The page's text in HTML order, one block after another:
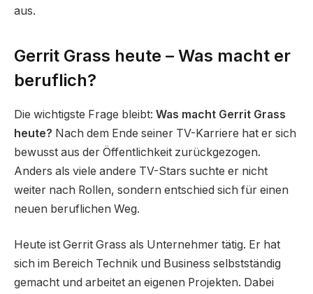
aus.
Gerrit Grass heute – Was macht er
beruflich?
Die wichtigste Frage bleibt: Was macht Gerrit Grass
heute? Nach dem Ende seiner TV-Karriere hat er sich
bewusst aus der Öffentlichkeit zurückgezogen.
Anders als viele andere TV-Stars suchte er nicht
weiter nach Rollen, sondern entschied sich für einen
neuen beruflichen Weg.
Heute ist Gerrit Grass als Unternehmer tätig. Er hat
sich im Bereich Technik und Business selbstständig
gemacht und arbeitet an eigenen Projekten. Dabei